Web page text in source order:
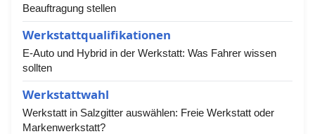
Beauftragung stellen
Werkstattqualifikationen
E-Auto und Hybrid in der Werkstatt: Was Fahrer wissen
sollten
Werkstattwahl
Werkstatt in Salzgitter auswählen: Freie Werkstatt oder
Markenwerkstatt?